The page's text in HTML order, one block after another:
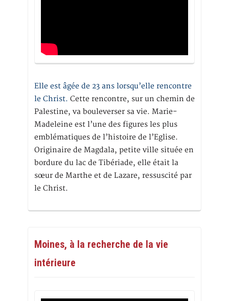
Elle est âgée de 23 ans lorsqu’elle rencontre
le Christ. Cette rencontre, sur un chemin de
Palestine, va bouleverser sa vie. Marie-
Madeleine est l’une des figures les plus
emblématiques de l’histoire de l’Eglise.
Originaire de Magdala, petite ville située en
bordure du lac de Tibériade, elle était la
sœur de Marthe et de Lazare, ressuscité par
le Christ.
Moines, à la recherche de la vie
intérieure